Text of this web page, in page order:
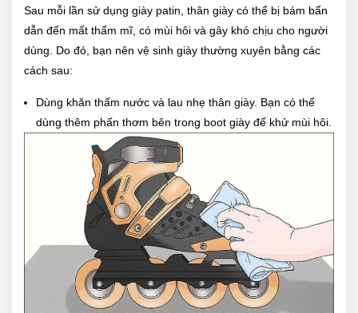
Sau mỗi lần sử dụng giày patin, thân giày có thể bị bám bẩn
dẫn đến mất thẩm mĩ, có mùi hôi và gây khó chịu cho người
dùng. Do đó, bạn nên vệ sinh giày thường xuyên bằng các
cách sau:
Dùng khăn thấm nước và lau nhẹ thân giày. Bạn có thể
dùng thêm phấn thơm bên trong boot giày để khử mùi hôi.